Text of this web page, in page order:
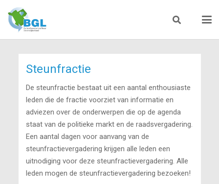
Steunfractie
De steunfractie bestaat uit een aantal enthousiaste
leden die de fractie voorziet van informatie en
adviezen over de onderwerpen die op de agenda
staat van de politieke markt en de raadsvergadering.
Een aantal dagen voor aanvang van de
steunfractievergadering krijgen alle leden een
uitnodiging voor deze steunfractievergadering. Alle
leden mogen de steunfractievergadering bezoeken!